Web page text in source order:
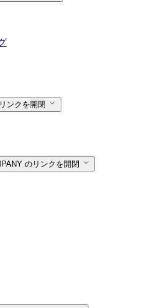
ンクを開閉
のリンクを開閉